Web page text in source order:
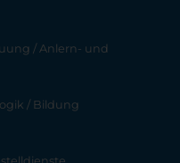
/ Anlern- und
/ Bildung